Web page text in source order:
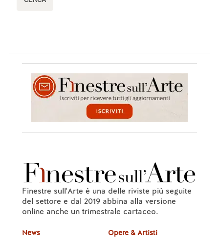
Finestre sull'Arte è una delle riviste più seguite
del settore e dal 2019 abbina alla versione
online anche un trimestrale cartaceo.
News
Opere & Artisti